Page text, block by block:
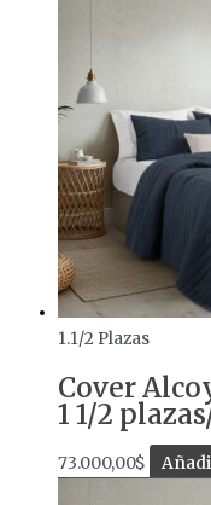
1.1/2 Plazas
Cover
1 1/2
73.000,00$